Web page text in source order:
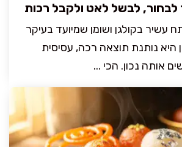
לבשל לאט ולקבל רכות
עשיר בקולגן ושומן שמיועד בעיקר
היא נותנת תוצאה רכה, עסיסית
אותה נכון. הכי ...